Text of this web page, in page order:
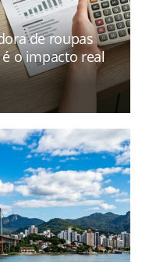
de roupas
o impacto real